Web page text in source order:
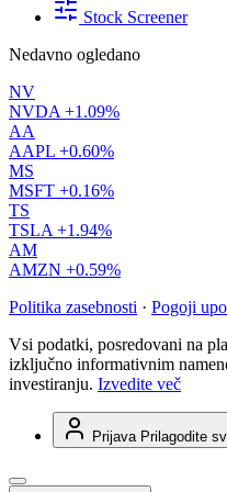
Stock Screener
Nedavno ogledano
NV
NVDA +1.09%
AA
AAPL +0.60%
MS
MSFT +0.16%
TS
TSLA +1.94%
AM
AMZN +0.59%
Politika zasebnosti · Pogoji
Vsi podatki, posredovani na
izključno informativnim
investiranju. Izvedite več
Prijava Prilagodite